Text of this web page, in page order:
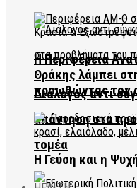
Διάλογος αντί
απάντηση στα
τομέα
Η Περιφέρεια
Θράκης λάμπει
προωθώντας τον
Η Γεύση και η